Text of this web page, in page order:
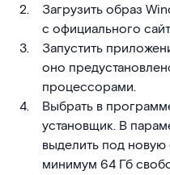
Загрузить образ
с официального
Запустить
оно
процессорами.
Выбрать в
установщик. В
выделить под
минимум 64 Гб